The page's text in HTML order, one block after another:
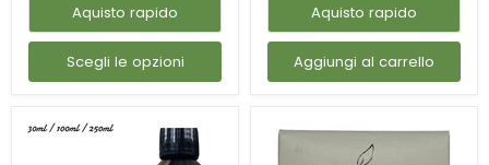
Aquisto rapido
Scegli le opzioni
Aquisto rapido
Aggiungi al carrello